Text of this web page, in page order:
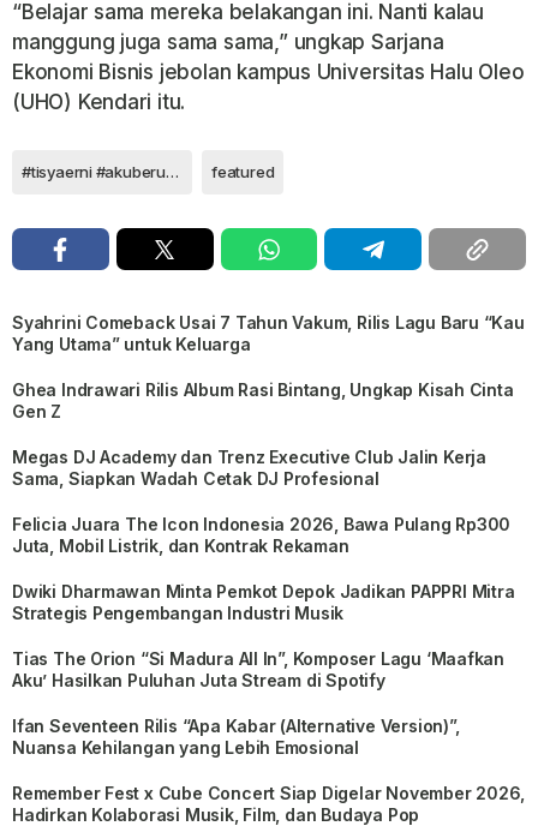
“Belajar sama mereka belakangan ini. Nanti kalau
manggung juga sama sama,” ungkap Sarjana
Ekonomi Bisnis jebolan kampus Universitas Halu Oleo
(UHO) Kendari itu.
#tisyaerni #akuberuntung #nagaswara #rahayukertawiguna featured
Syahrini Comeback Usai 7 Tahun Vakum, Rilis Lagu Baru “Kau
Yang Utama” untuk Keluarga
Ghea Indrawari Rilis Album Rasi Bintang, Ungkap Kisah Cinta
Gen Z
Megas DJ Academy dan Trenz Executive Club Jalin Kerja
Sama, Siapkan Wadah Cetak DJ Profesional
Felicia Juara The Icon Indonesia 2026, Bawa Pulang Rp300
Juta, Mobil Listrik, dan Kontrak Rekaman
Dwiki Dharmawan Minta Pemkot Depok Jadikan PAPPRI Mitra
Strategis Pengembangan Industri Musik
Tias The Orion “Si Madura All In”, Komposer Lagu ‘Maafkan
Aku’ Hasilkan Puluhan Juta Stream di Spotify
Ifan Seventeen Rilis “Apa Kabar (Alternative Version)”,
Nuansa Kehilangan yang Lebih Emosional
Remember Fest x Cube Concert Siap Digelar November 2026,
Hadirkan Kolaborasi Musik, Film, dan Budaya Pop